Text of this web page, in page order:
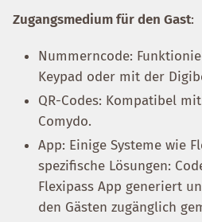
Zugangsmedium für den Gast:
Nummerncode:
Keypad oder mit der
QR-Codes: Kompatibel
Comydo.
App: Einige Systeme wie
spezifische Lösungen:
Flexipass App generiert
den Gästen zugänglich